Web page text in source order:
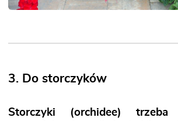
3. Do storczyków
Storczyki (orchidee)